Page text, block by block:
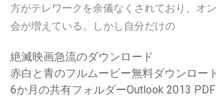
方がテレワークを余儀なくされており、オ
会が増えている。しかし自分だけの
絶滅映画急流のダウンロード
赤白と青のフルムービー無料ダウンロー
6か月の共有フォルダーOutlook 2013